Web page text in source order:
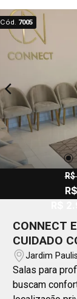
Cód. 7005
R$
CONNECT
CUIDADO
SÓ LUGAR
Jardim
Salas para
buscam